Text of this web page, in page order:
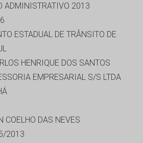
ADMINISTRATIVO 2013
ESTADUAL DE TRÂNSITO DE
HENRIQUE DOS SANTOS
EMPRESARIAL S/S LTDA
COELHO DAS NEVES
2013